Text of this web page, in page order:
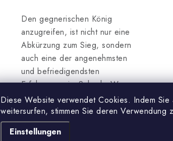
Diese Website verwendet Cookies. Indem
weitersurfen, stimmen Sie deren Verwendung
Einstellungen
Den gegnerischen König
anzugreifen, ist nicht nur eine
Abkürzung zum Sieg, sondern
auch eine der angenehmsten
und befriedigendsten
Erfahrungen im Schach. Wenn
Sie mehr Partien gewinnen
wollen, sollten Sie ein
besserer Angreifer werden.
Das Studium typischer